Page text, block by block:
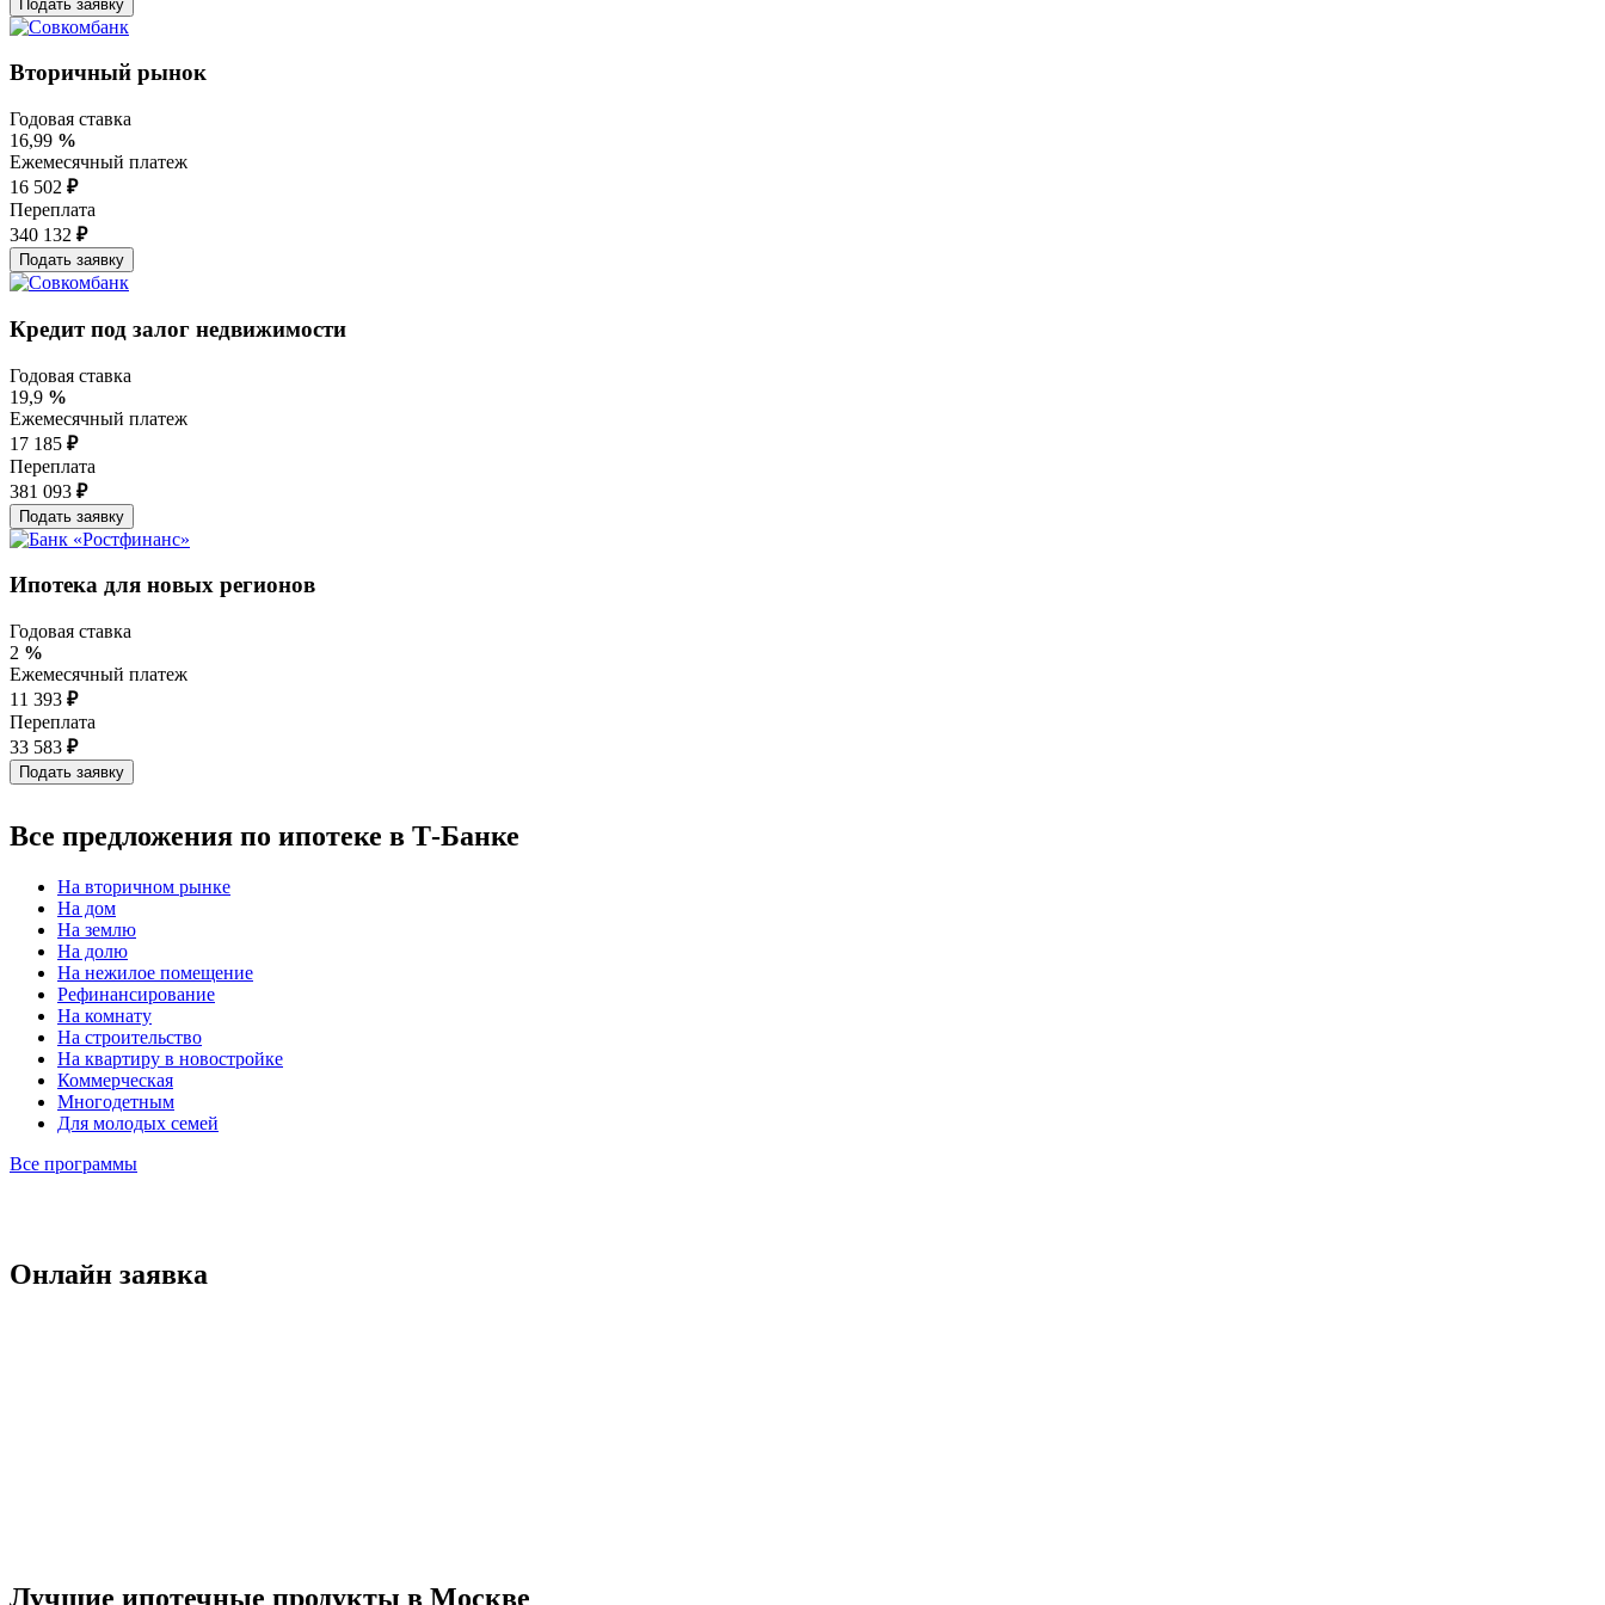
Вторичный рынок
Годовая ставка
16,99 %
Ежемесячный платеж
16 502 ₽
Переплата
340 132 ₽
Кредит под залог недвижимости
Годовая ставка
19,9 %
Ежемесячный платеж
17 185 ₽
Переплата
381 093 ₽
Ипотека для новых регионов
Годовая ставка
2 %
Ежемесячный платеж
11 393 ₽
Переплата
33 583 ₽
Все предложения по ипотеке в Т-Банке
На вторичном рынке
На дом
На землю
На долю
На нежилое помещение
Рефинансирование
На комнату
На строительство
На квартиру в новостройке
Коммерческая
Многодетным
Для молодых семей
Все программы
Онлайн заявка
Лучшие ипотечные продукты в Москве